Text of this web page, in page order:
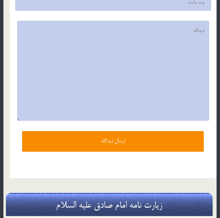
زیارت نامه امام صادق علیه السلام